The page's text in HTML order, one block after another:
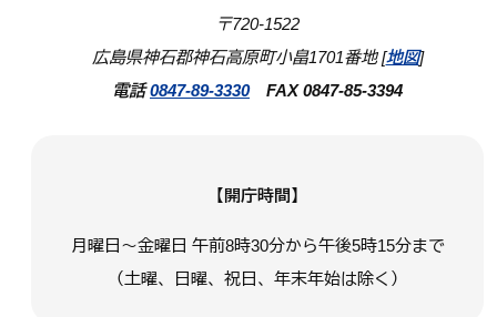
〒720-1522
広島県神石郡神石高原町小畠1701番地 [地図]
電話0847-89-3330FAX 0847-85-3394
【開庁時間】
月曜日～金曜日 午前8時30分から午後5時15分まで
（土曜、日曜、祝日、年末年始は除く）